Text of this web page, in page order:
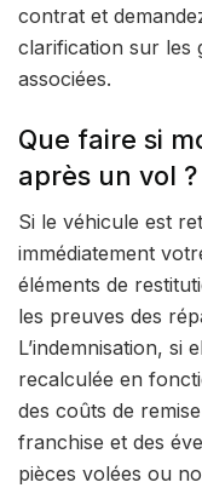
contrat et
clarification sur les
associées.
Que faire si
après un vol ?
Si le véhicule est
immédiatement
éléments de
les preuves des
L’indemnisation, si
recalculée en
des coûts de
franchise et des
pièces volées ou